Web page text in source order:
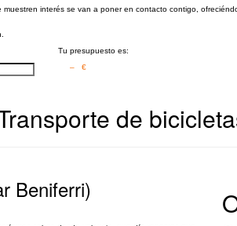
interés se van a poner en contacto contigo,
Tu presupuesto es:
– €
de
Beniferri)